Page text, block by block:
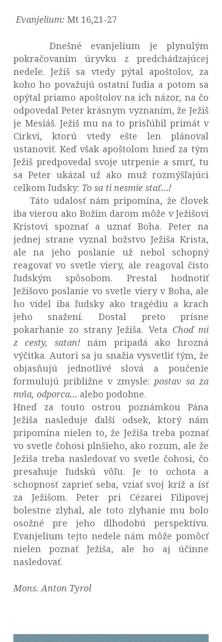
Evanjelium:Mt 16,21-27
Dnešné evanjelium je plynulým
pokračovaním úryvku z predchádzajúcej
nedele. Ježiš sa vtedy pýtal apoštolov, za
koho ho považujú ostatní ľudia a potom sa
opýtal priamo apoštolov na ich názor, na čo
odpovedal Peter krásnym vyznaním, že Ježiš
je Mesiáš. Ježiš mu na to prisľúbil primát v
Cirkvi, ktorú vtedy ešte len plánoval
ustanoviť. Keď však apoštolom hneď za tým
Ježiš predpovedal svoje utrpenie a smrť, tu
sa Peter ukázal už ako muž rozmýšľajúci
celkom ľudsky: To sa ti nesmie stať…!
Táto udalosť nám pripomína, že človek
iba vierou ako Božím darom môže v Ježišovi
Kristovi spoznať a uznať Boha. Peter na
jednej strane vyznal božstvo Ježiša Krista,
ale na jeho poslanie už nebol schopný
reagovať vo svetle viery, ale reagoval čisto
ľudským spôsobom. Prestal hodnotiť
Ježišovo poslanie vo svetle viery v Boha, ale
ho videl iba ľudsky ako tragédiu a krach
jeho snažení. Dostal preto prísne
pokarhanie zo strany Ježiša. Veta Choď mi
z cesty, satan! nám pripadá ako hrozná
výčitka. Autori sa ju snažia vysvetliť tým, že
objasňujú jednotlivé slová a poučenie
formulujú približne v zmysle:postav sa za
mňa, odporca… alebo podobne.
Hneď za touto ostrou poznámkou Pána
Ježiša nasleduje ďalší odsek, ktorý nám
pripomína nielen to, že Ježiša treba poznať
vo svetle čohosi plnšieho, ako rozum, ale že
Ježiša treba nasledovať vo svetle čohosi, čo
presahuje ľudskú vôľu. Je to ochota a
schopnosť zaprieť seba, vziať svoj kríž a ísť
za Ježišom. Peter pri Cézarei Filipovej
bolestne zlyhal, ale toto zlyhanie mu bolo
osožné pre jeho dlhodobú perspektívu.
Evanjelium tejto nedele nám môže pomôcť
nielen poznať Ježiša, ale ho aj účinne
nasledovať.
Mons. Anton Tyrol